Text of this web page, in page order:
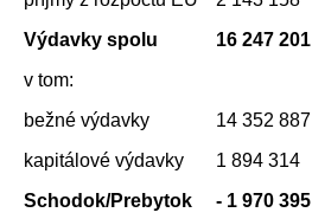
Výdavky spolu
16 247 201
v tom:
bežné výdavky
14 352 887
kapitálové výdavky
1 894 314
Schodok/Prebytok
- 1 970 395